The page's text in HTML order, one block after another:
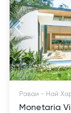
Раваи - Най
Monetaria